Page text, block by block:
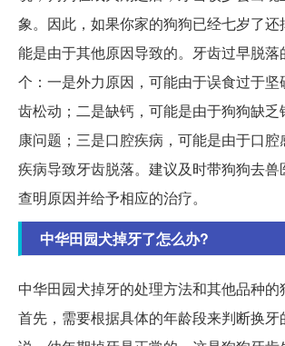
象。因此，如果你家的狗狗已经七岁了
能是由于其他原因导致的。牙齿过早脱落
个：一是外力原因，可能由于误食过于
齿松动；二是缺钙，可能是由于狗狗缺乏
康问题；三是口腔疾病，可能是由于口
疾病导致牙齿脱落。建议及时带狗狗去兽
查明原因并给予相应的治疗。
中华田园犬掉牙了怎么办?
中华田园犬掉牙的处理方法和其他品种的
首先，需要根据具体的年龄段来判断换